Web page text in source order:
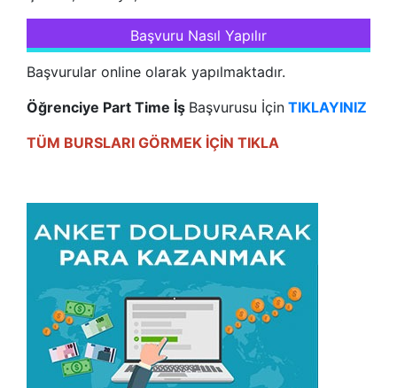
Başvuru Nasıl Yapılır
Başvurular online olarak yapılmaktadır.
Öğrenciye Part Time İş Başvurusu İçin TIKLAYINIZ
TÜM BURSLARI GÖRMEK İÇİN TIKLA